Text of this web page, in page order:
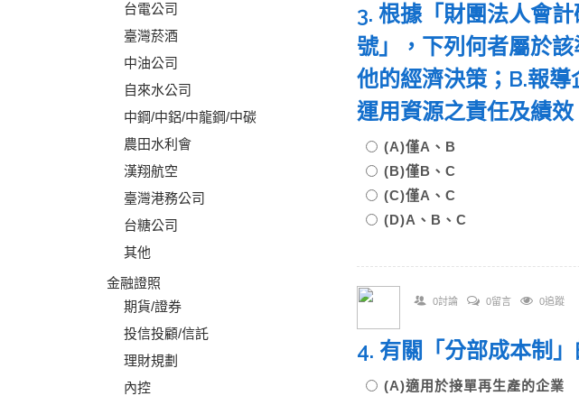
台電公司
臺灣菸酒
中油公司
自來水公司
中鋼/中鋁/中龍鋼/中碳
農田水利會
漢翔航空
臺灣港務公司
台糖公司
其他
金融證照
期貨/證券
投信投顧/信託
理財規劃
內控
3. 根據「財團法人會
號」，下列何者屬於
他的經濟決策；B.報
運用資源之責任及績
(A)僅A、B
(B)僅B、C
(C)僅A、C
(D)A、B、C
0討論 0留言 0追蹤
4. 有關「分部成本制
(A)適用於接單再生產的企業